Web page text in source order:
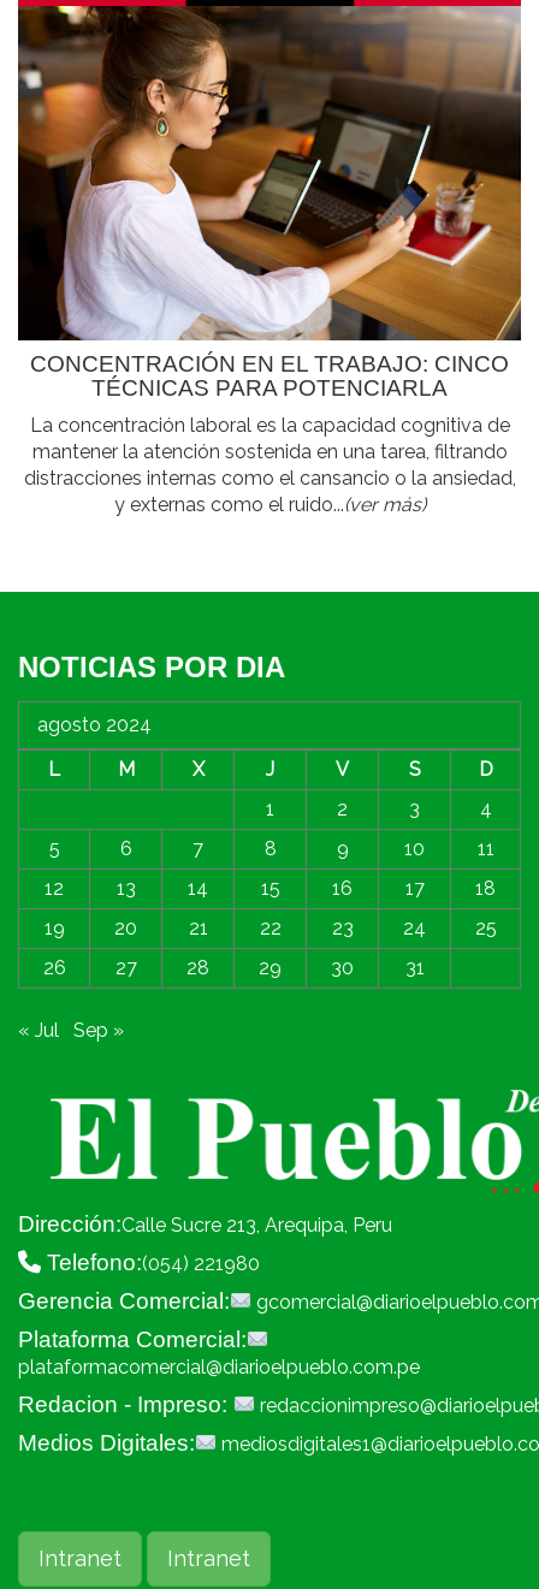
CONCENTRACIÓN EN EL TRABAJO: CINCO
TÉCNICAS PARA POTENCIARLA
La concentración laboral es la capacidad cognitiva de
mantener la atención sostenida en una tarea, filtrando
distracciones internas como el cansancio o la ansiedad,
y externas como el ruido...(ver más)
NOTICIAS POR DIA
agosto 2024
L
M X J V S
D
1
2 3
4
5
6 7 8 9 10
11
12
13 14 15 16 17
18
19
20 21 22 23 24
25
26
27 28 29 30 31
« Jul Sep »
Dirección:Calle Sucre 213, Arequipa, Peru
Telefono:(054) 221980
Gerencia Comercial:
Plataforma Comercial:
plataformacomercial@diarioelpueblo.com.pe
Redacion - Impreso:
Medios Digitales:
Intranet Intranet